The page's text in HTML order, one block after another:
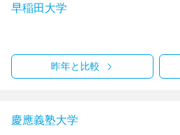
早稲田大学
昨年と比較
慶應義塾大学